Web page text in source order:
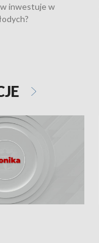
inwestuje w